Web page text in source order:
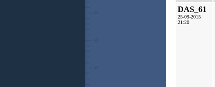
DAS_61
25-09-2015
21:20